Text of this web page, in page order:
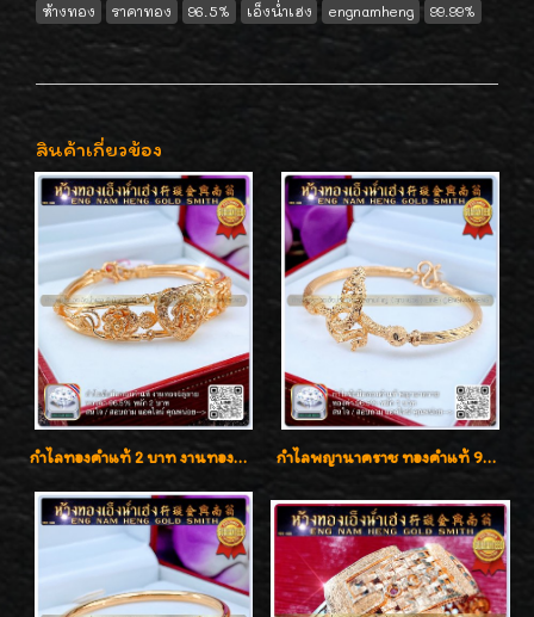
ห้างทอง
ราคาทอง 96.5% เอ็งน่ำเฮง engnamheng 99.99%
สินค้าเกี่ยวข้อง
กำไลทองคำแท้ 2 บาท งานทองฉลุลาย ดีไซน์หรูหรา สวยคลาสสิค กำไลพญานาคราช ทองคำแท้ 96.5% น้ำหนัก 1 บาท เสริมสิริมงคล